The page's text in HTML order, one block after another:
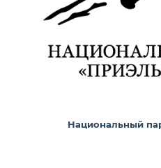
Национальный